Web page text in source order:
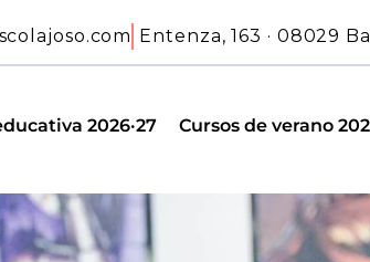
Entenza, 163 · 08029
2026·27 Cursos de verano